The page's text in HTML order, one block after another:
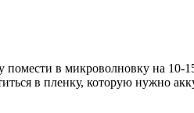
в микроволновку на 10-
в пленку, которую нужно